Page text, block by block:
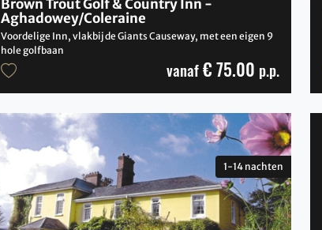
Brown Trout Golf & Country Inn -
Aghadowey/Coleraine
Voordelige Inn, vlakbij de Giants Causeway, met een eigen 9
hole golfbaan
vanaf€ 75.00 p.p.
1-14 nachten